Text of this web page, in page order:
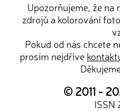
Upozorňujeme, že
zdrojů a kolorování
Pokud od nás chcete
prosím nejdříve
© 2011 -
ISSN